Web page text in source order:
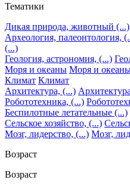
Тематики
Дикая природа, животный (...)
Археология, палеонтология,
(...)
Геология, астрономия, (...)
Моря и океаны Моря и
Климат Климат
Архитектура, (...)
Робототехника, (...)
Беспилотные летательные (...)
Сельское хозяйство, (...)
Мозг, лидерство, (...) Мозг,
Возраст
Возраст